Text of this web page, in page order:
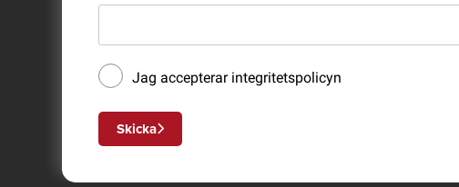
Jag accepterar integritetspolicyn
Skicka